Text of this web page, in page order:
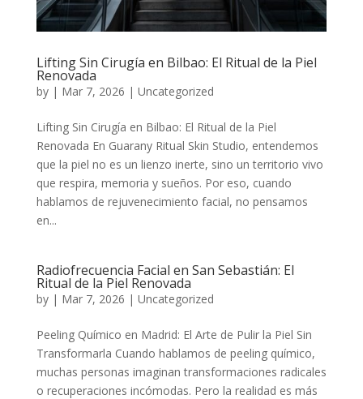
Lifting Sin Cirugía en Bilbao: El Ritual de la Piel
Renovada
by | Mar 7, 2026 | Uncategorized
Lifting Sin Cirugía en Bilbao: El Ritual de la Piel
Renovada En Guarany Ritual Skin Studio, entendemos
que la piel no es un lienzo inerte, sino un territorio vivo
que respira, memoria y sueños. Por eso, cuando
hablamos de rejuvenecimiento facial, no pensamos
en...
Radiofrecuencia Facial en San Sebastián: El
Ritual de la Piel Renovada
by | Mar 7, 2026 | Uncategorized
Peeling Químico en Madrid: El Arte de Pulir la Piel Sin
Transformarla Cuando hablamos de peeling químico,
muchas personas imaginan transformaciones radicales
o recuperaciones incómodas. Pero la realidad es más